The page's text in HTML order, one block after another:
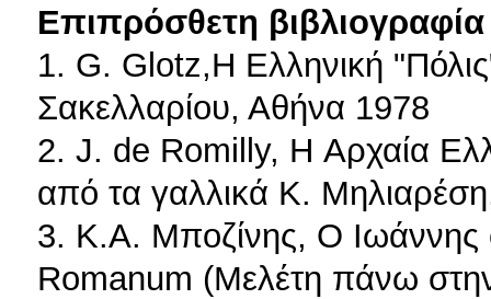
Επιπρόσθετη βιβλιογραφία
1. G. Glotz,Η Ελληνική
Σακελλαρίου, Αθήνα 1978
2. J. de Romilly, H Αρχαία
από τα γαλλικά Κ.
3. Κ.Α. Μποζίνης, Ο Ιωάννης
Romanum (Μελέτη πάνω